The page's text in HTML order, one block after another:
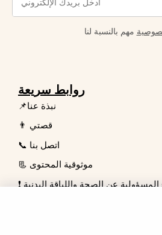
مهم بالنسبة لنا
روابط سريعة
📌نبذة عنا
👨 قصتي
📞 اتصل بنا
📃 موثوقية المحتوى
المسؤولية عن الصحة واللياقة البدنية